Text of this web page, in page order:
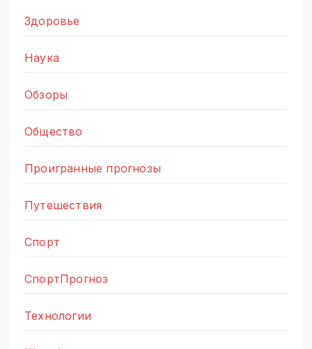
Здоровье
Наука
Обзоры
Общество
Проигранные прогнозы
Путешествия
Спорт
СпортПрогноз
Технологии